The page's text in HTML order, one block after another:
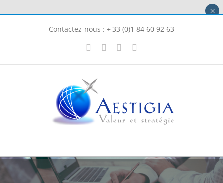
Contactez-nous : + 33 (0)1 84 60 92 63
LinkedInInstagram
×